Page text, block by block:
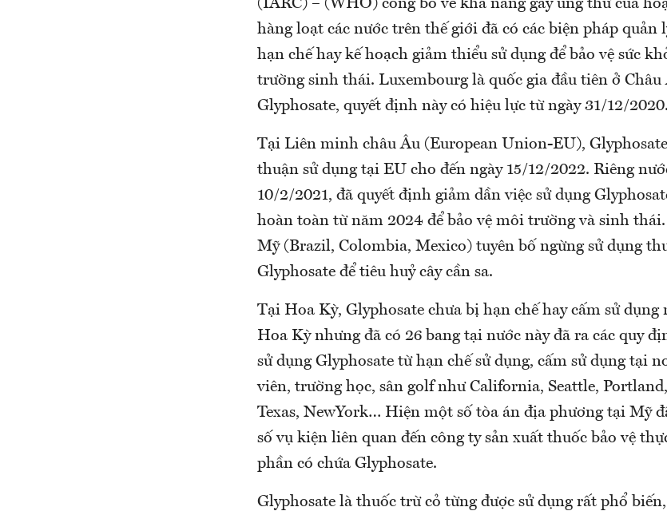
(IARC) – (WHO) công bố về khả năng gây ung thư của
hàng loạt các nước trên thế giới đã có các biện pháp quản
hạn chế hay kế hoạch giảm thiểu sử dụng để bảo vệ sức
trường sinh thái. Luxembourg là quốc gia đầu tiên ở Châu
Glyphosate, quyết định này có hiệu lực từ ngày 31/12/2020.
Tại Liên minh châu Âu (European Union-EU),
thuận sử dụng tại EU cho đến ngày 15/12/2022. Riêng
10/2/2021, đã quyết định giảm dần việc sử dụng
hoàn toàn từ năm 2024 để bảo vệ môi trường và sinh
Mỹ (Brazil, Colombia, Mexico) tuyên bố ngừng sử dụng
Glyphosate để tiêu huỷ cây cần sa.
Tại Hoa Kỳ, Glyphosate chưa bị hạn chế hay cấm sử
Hoa Kỳ nhưng đã có 26 bang tại nước này đã ra các quy
sử dụng Glyphosate từ hạn chế sử dụng, cấm sử dụng tại
viên, trường học, sân golf như California, Seattle,
Texas, NewYork… Hiện một số tòa án địa phương tại Mỹ
số vụ kiện liên quan đến công ty sản xuất thuốc bảo vệ
phần có chứa Glyphosate.
Glyphosate là thuốc trừ cỏ từng được sử dụng rất phổ